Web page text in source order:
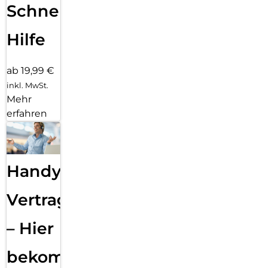
Schnelle
Hilfe
ab 19,99 €
inkl. MwSt.
Mehr
erfahren
Handy
Vertragsabwicklung
– Hier
bekommst